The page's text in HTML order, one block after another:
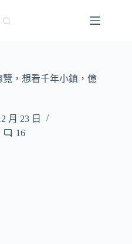
覽，想看千年小鎮，億
月 23 日
16